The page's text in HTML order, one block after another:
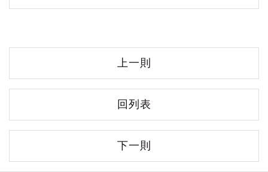
上一則
回列表
下一則